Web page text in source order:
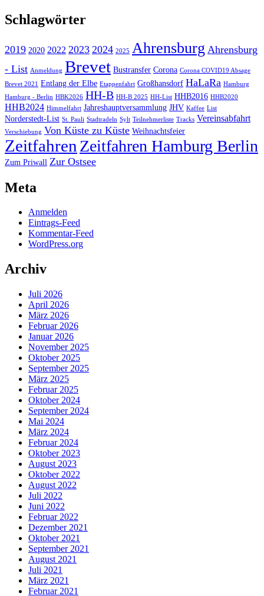
Schlagwörter
2019 2020 2022 2023 2024 2025 Ahrensburg Ahrensburg
- List Anmeldung Brevet Bustransfer Corona Corona COVID19 Absage
Brevet 2021 Entlang der Elbe Etappenfahrt Großhansdorf HaLaRa Hamburg
Hamburg - Berlin HBK2026 HH-B HH-B 2025 HH-List HHB2016 HHB2020
HHB2024 Himmelfahrt Jahreshauptversammlung JHV Kaffee List
Norderstedt-List St. Pauli Stadtradeln Sylt Teilnehmerliste Tracks Vereinsabfahrt
Verschiebung Von Küste zu Küste Weihnachtsfeier
Zeitfahren Zeitfahren Hamburg Berlin
Zum Priwall Zur Ostsee
Meta
Anmelden
Eintrags-Feed
Kommentar-Feed
WordPress.org
Archiv
Juli 2026
April 2026
März 2026
Februar 2026
Januar 2026
November 2025
Oktober 2025
September 2025
März 2025
Februar 2025
Oktober 2024
September 2024
Mai 2024
März 2024
Februar 2024
Oktober 2023
August 2023
Oktober 2022
August 2022
Juli 2022
Juni 2022
Februar 2022
Dezember 2021
Oktober 2021
September 2021
August 2021
Juli 2021
März 2021
Februar 2021